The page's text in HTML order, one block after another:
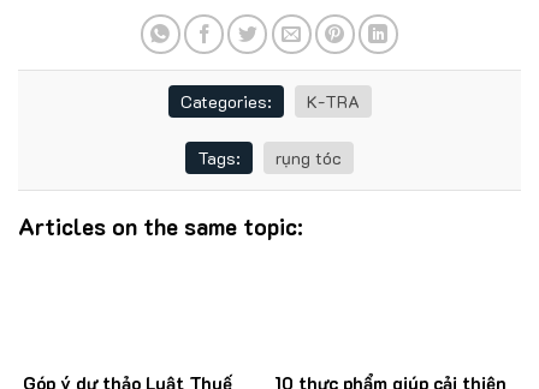
Categories: K-TRA
Tags: rụng tóc
Articles on the same topic:
Góp ý dự thảo Luật Thuế
10 thực phẩm giúp cải thiện